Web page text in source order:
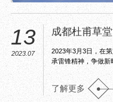
13
2023.07
成都杜甫草
2023年3月3日，在
承雷锋精神，争做新
物馆开展了“学雷锋”
了解更多